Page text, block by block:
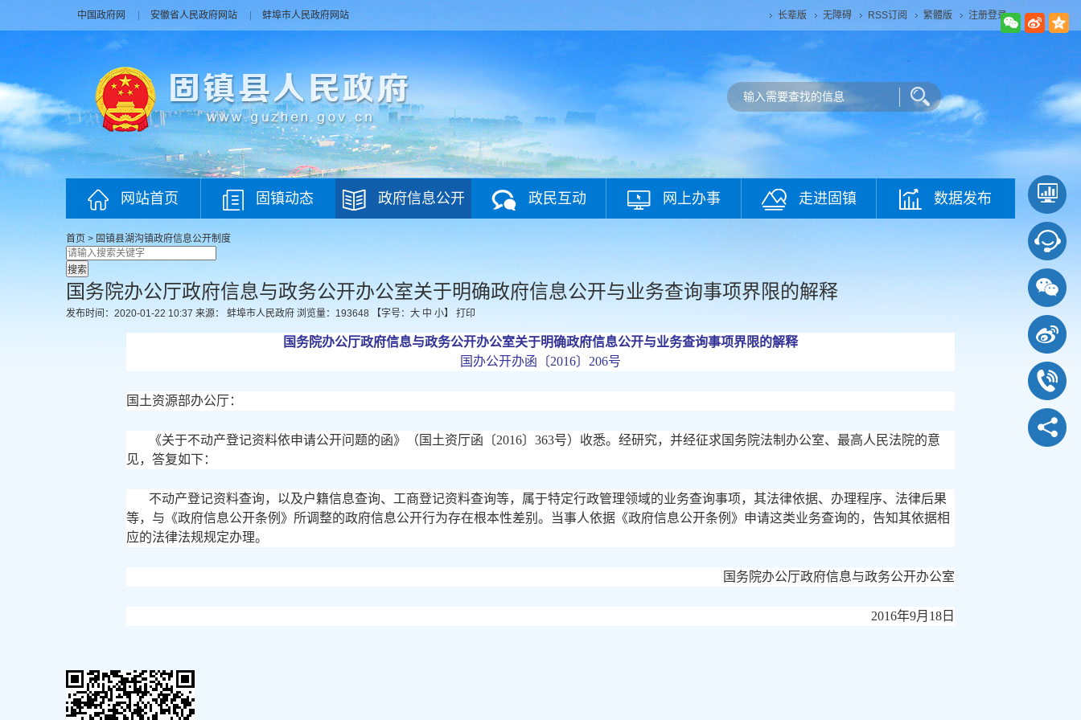
中国政府网 安徽省人民政府网站 蚌埠市人民政府网站 长辈版 无障碍 RSS订阅 繁體版 注册登录
网站首页 固镇动态 政府信息公开 政民互动 网上办事 走进固镇 数据发布
首页 > 固镇县湖沟镇政府信息公开制度
国务院办公厅政府信息与政务公开办公室关于明确政府信息公开与业务查询事项界限的解释
发布时间：2020-01-22 10:37 来源： 蚌埠市人民政府 浏览量： 193648 【字号： 大 中 小】 打印
国务院办公厅政府信息与政务公开办公室关于明确政府信息公开与业务查询事项界限的解释
国办公开办函〔2016〕206号
国土资源部办公厅：
《关于不动产登记资料依申请公开问题的函》（国土资厅函〔2016〕363号）收悉。经研究，并经征求国务院法制办公室、最高人民法院的意
见，答复如下：
不动产登记资料查询，以及户籍信息查询、工商登记资料查询等，属于特定行政管理领域的业务查询事项，其法律依据、办理程序、法律后果
等，与《政府信息公开条例》所调整的政府信息公开行为存在根本性差别。当事人依据《政府信息公开条例》申请这类业务查询的，告知其依据相
应的法律法规规定办理。
国务院办公厅政府信息与政务公开办公室
2016年9月18日